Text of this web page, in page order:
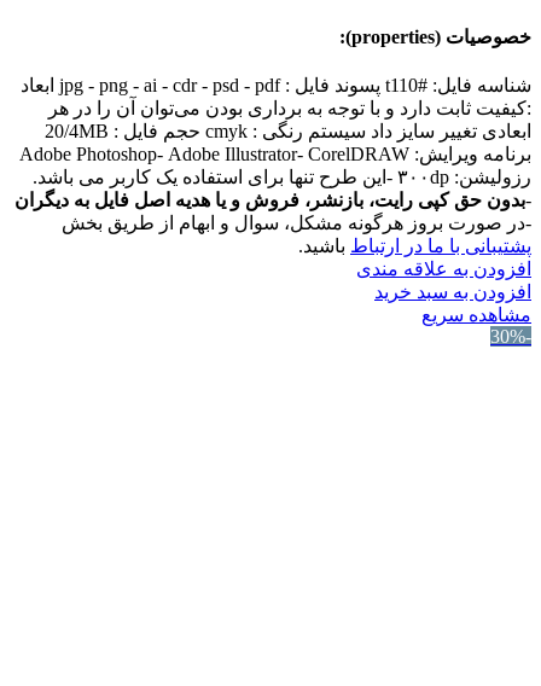
خصوصیات (properties):
شناسه فایل: #t110 پسوند فایل : jpg - png - ai - cdr - psd - pdf ابعاد
:کیفیت ثابت دارد و با توجه به برداری بودن می‌توان آن را در هر
ابعادی تغییر سایز داد سیستم رنگی : cmyk حجم فایل : 20/4MB
برنامه ویرایش: Adobe Photoshop- Adobe Illustrator- CorelDRAW
رزولیشن: ۳۰۰dp -این طرح تنها برای استفاده یک کاربر می باشد.
-بدون حق کپی رایت، بازنشر، فروش و یا هدیه اصل فایل به دیگران
-در صورت بروز هرگونه مشکل، سوال و ابهام از طریق بخش
پشتیبانی با ما در ارتباط باشید.
افزودن به علاقه مندی
افزودن به سبد خرید
مشاهده سریع
-30%